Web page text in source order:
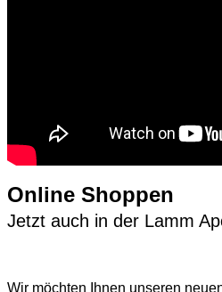
Online Shoppen
Jetzt auch in der Lamm
Wir möchten Ihnen unseren